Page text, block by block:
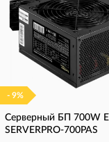
- 9%
Серверный БП 700W
SERVERPRO-700PAS